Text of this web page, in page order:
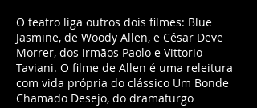
O teatro liga outros dois filmes: Blue
Jasmine, de Woody Allen, e César Deve
Morrer, dos irmãos Paolo e Vittorio
Taviani. O filme de Allen é uma releitura
com vida própria do clássico Um Bonde
Chamado Desejo, do dramaturgo